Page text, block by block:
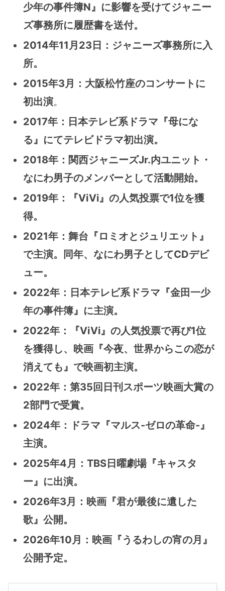
少年の事件簿N』に影響を受けてジャニー
ズ事務所に履歴書を送付。
2014年11月23日 ： ジャニーズ事務所に入
所。
2015年3月
： 大阪松竹座のコンサートに
初出演。
2017年 ： 日本テレビ系ドラマ『母にな
る』にてテレビドラマ初出演。
2018年 ： 関西ジャニーズJr.内ユニット・
なにわ男子のメンバーとして活動開始。
2019年 ：
『ViVi』の人気投票で1位を獲
得。
2021年 ： 舞台『ロミオとジュリエット』
で主演。同年、なにわ男子としてCDデビ
ュー。
2022年 ： 日本テレビ系ドラマ『金田一少
年の事件簿』に主演。
2022年 ：
『ViVi』の人気投票で再び1位
を獲得し、映画『今夜、世界からこの恋が
消えても』で映画初主演。
2022年 ： 第35回日刊スポーツ映画大賞の
2部門で受賞。
2024年：ドラマ『マルス-ゼロの革命-』
主演。
2025年4月：TBS日曜劇場『キャスタ
ー』に出演。
2026年3月：映画『君が最後に遺した
歌』公開。
2026年10月：映画『うるわしの宵の月』
公開予定。